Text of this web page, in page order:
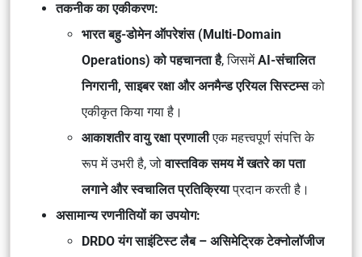
तकनीक का एकीकरण:
भारत बहु-डोमेन ऑपरेशंस (Multi-Domain
Operations) को पहचानता है, जिसमेंAI-संचालित
निगरानी, साइबर रक्षा और अनमैन्ड एरियल सिस्टम्सको
एकीकृत किया गया है।
आकाशतीर वायु रक्षा प्रणालीएक महत्त्वपूर्ण संपत्ति के
रूप में उभरी है, जोवास्तविक समय में खतरे का पता
लगाने और स्वचालित प्रतिक्रियाप्रदान करती है।
असामान्य रणनीतियों का उपयोग:
DRDO यंग साइंटिस्ट लैब – असिमेट्रिक टेक्नोलॉजीज